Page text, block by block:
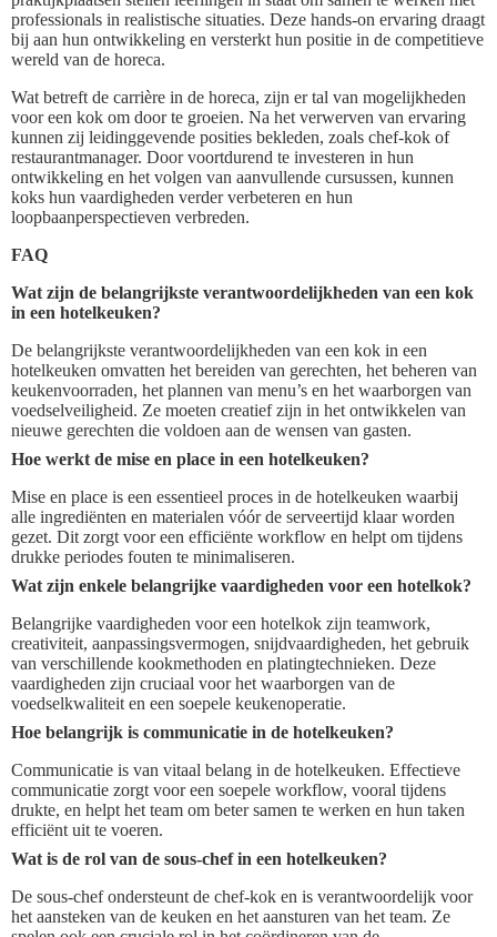
professionals in realistische situaties. Deze hands-on ervaring draagt
bij aan hun ontwikkeling en versterkt hun positie in de competitieve
wereld van de horeca.
Wat betreft de carrière in de horeca, zijn er tal van mogelijkheden
voor een kok om door te groeien. Na het verwerven van ervaring
kunnen zij leidinggevende posities bekleden, zoals chef-kok of
restaurantmanager. Door voortdurend te investeren in hun
ontwikkeling en het volgen van aanvullende cursussen, kunnen
koks hun vaardigheden verder verbeteren en hun
loopbaanperspectieven verbreden.
FAQ
Wat zijn de belangrijkste verantwoordelijkheden van een kok
in een hotelkeuken?
De belangrijkste verantwoordelijkheden van een kok in een
hotelkeuken omvatten het bereiden van gerechten, het beheren van
keukenvoorraden, het plannen van menu’s en het waarborgen van
voedselveiligheid. Ze moeten creatief zijn in het ontwikkelen van
nieuwe gerechten die voldoen aan de wensen van gasten.
Hoe werkt de mise en place in een hotelkeuken?
Mise en place is een essentieel proces in de hotelkeuken waarbij
alle ingrediënten en materialen vóór de serveertijd klaar worden
gezet. Dit zorgt voor een efficiënte workflow en helpt om tijdens
drukke periodes fouten te minimaliseren.
Wat zijn enkele belangrijke vaardigheden voor een hotelkok?
Belangrijke vaardigheden voor een hotelkok zijn teamwork,
creativiteit, aanpassingsvermogen, snijdvaardigheden, het gebruik
van verschillende kookmethoden en platingtechnieken. Deze
vaardigheden zijn cruciaal voor het waarborgen van de
voedselkwaliteit en een soepele keukenoperatie.
Hoe belangrijk is communicatie in de hotelkeuken?
Communicatie is van vitaal belang in de hotelkeuken. Effectieve
communicatie zorgt voor een soepele workflow, vooral tijdens
drukte, en helpt het team om beter samen te werken en hun taken
efficiënt uit te voeren.
Wat is de rol van de sous-chef in een hotelkeuken?
De sous-chef ondersteunt de chef-kok en is verantwoordelijk voor
het aansteken van de keuken en het aansturen van het team. Ze